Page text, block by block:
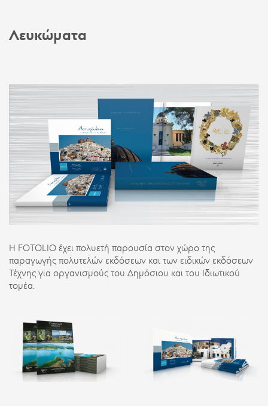
Λευκώματα
Η FOTOLIO έχει πολυετή παρουσία στον χώρο της
παραγωγής πολυτελών εκδόσεων και των ειδικών εκδόσεων
Τέχνης για οργανισμούς του Δημόσιου και του Ιδιωτικού
τομέα.